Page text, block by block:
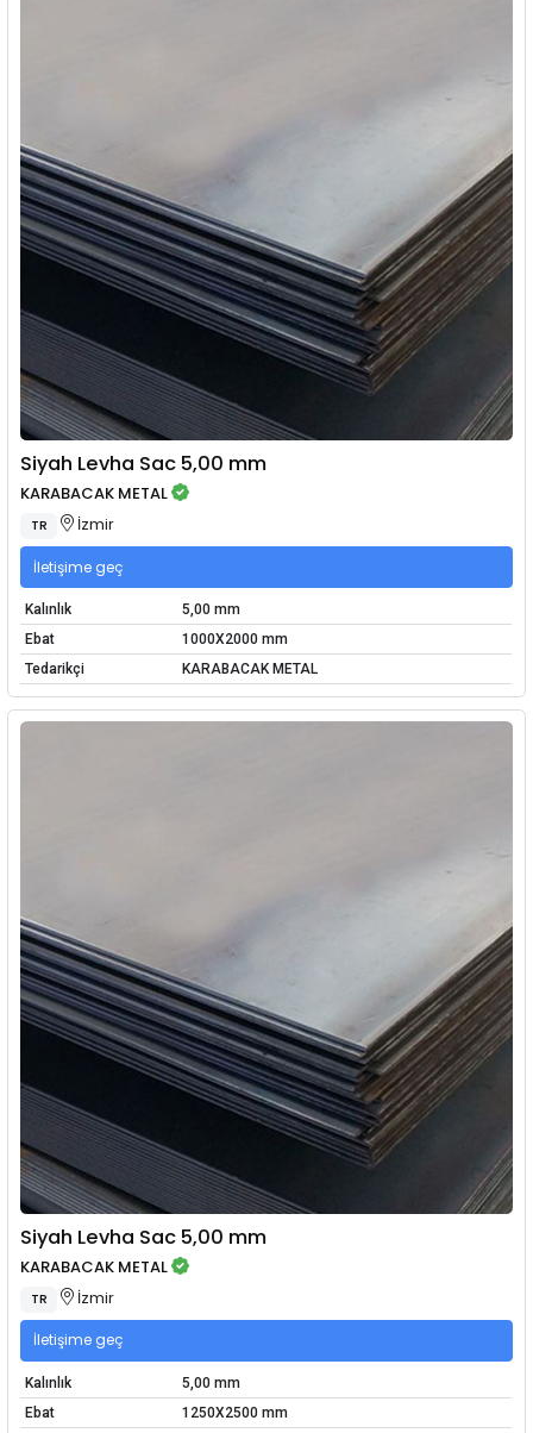
Siyah Levha Sac 5,00 mm
KARABACAK METAL
TR İzmir
İletişime geç
Kalınlık
5,00 mm
Ebat
1000X2000 mm
Tedarikçi
KARABACAK METAL
Siyah Levha Sac 5,00 mm
KARABACAK METAL
TR İzmir
İletişime geç
Kalınlık
5,00 mm
Ebat
1250X2500 mm